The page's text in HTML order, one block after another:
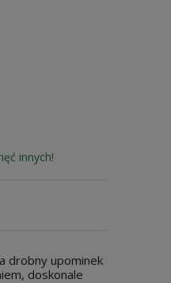
innych!
drobny upominek
doskonale